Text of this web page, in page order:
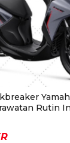
Rutin